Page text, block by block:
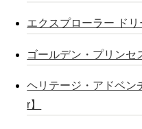
エクスプローラー ドリ
ゴールデン・プリンセ
ヘリテージ・アドベン
r】